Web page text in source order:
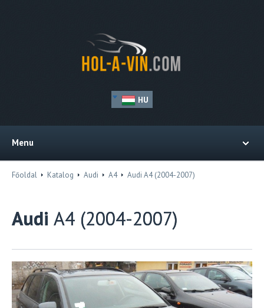
HU
Menu
Főoldal Katalog Audi A4 Audi A4 (2004-2007)
Audi A4 (2004-2007)